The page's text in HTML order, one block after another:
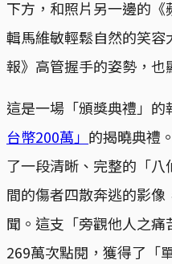
下方，和照片另一邊的
輯馬維敏輕鬆自然的笑容
報》高管握手的姿勢，也
這是一場「頒獎典禮」的
台幣200萬」 的揭曉典禮
了一段清晰、完整的「
間的傷者四散奔逃的影
聞。這支「旁觀他人之
269萬次點閱，獲得了「